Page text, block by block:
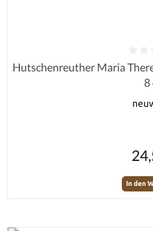
Durchschnittliche
Hutschenreuther Maria
8
In den